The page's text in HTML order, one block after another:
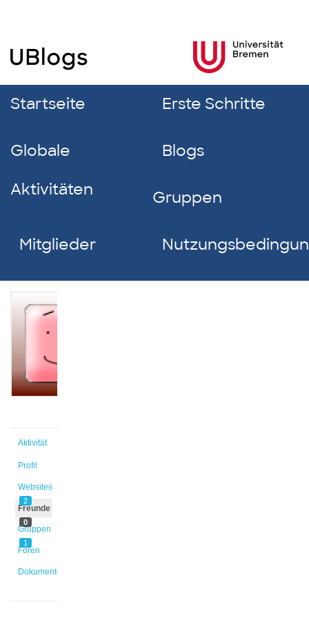
Startseite Erste Schritte
Globale
Aktivitäten
Blogs
Gruppen
Mitglieder
Aktivität
Profil
Websites
2
Freunde
0
Gruppen
1
Foren
Dokumente